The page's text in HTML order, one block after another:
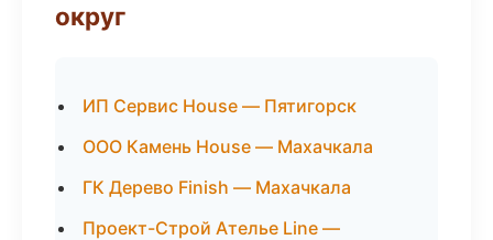
округ
ИП Сервис House — Пятигорск
ООО Камень House — Махачкала
ГК Дерево Finish — Махачкала
Проект-Строй Ателье Line —